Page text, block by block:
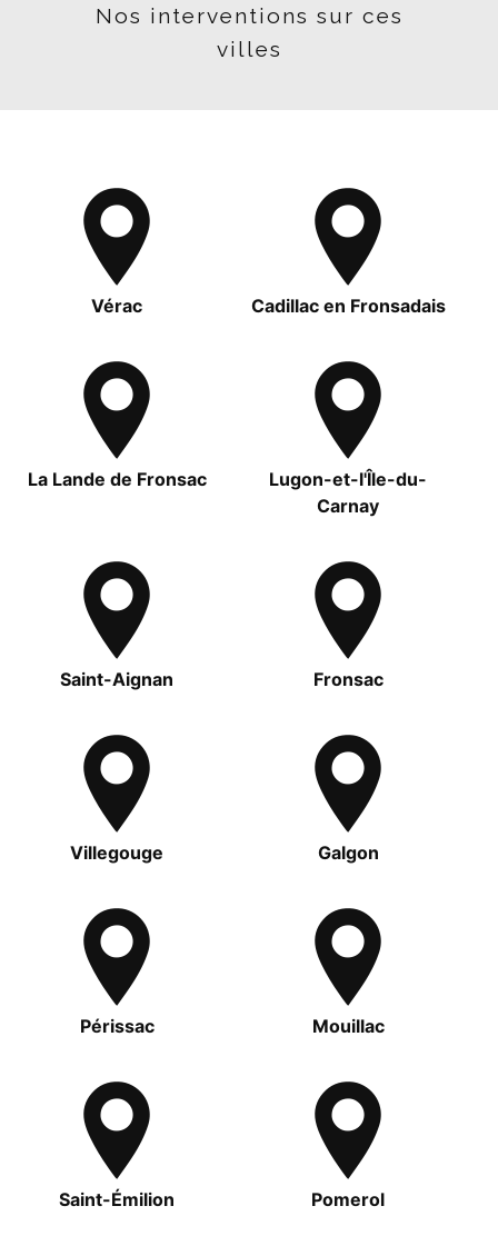
Nos interventions sur ces
villes
Vérac Cadillac en Fronsadais
La Lande de Fronsac
Lugon-et-l'Île-du-
Carnay
Saint-Aignan Fronsac
Villegouge Galgon
Périssac Mouillac
Saint-Émilion Pomerol